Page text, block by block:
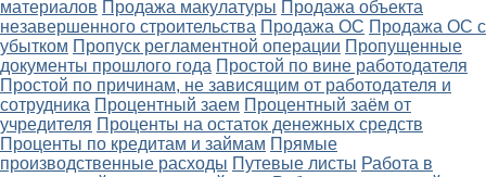
материалов Продажа макулатуры Продажа объекта
незавершенного строительства Продажа ОС Продажа ОС с
убытком Пропуск регламентной операции Пропущенные
документы прошлого года Простой по вине работодателя
Простой по причинам, не зависящим от работодателя и
сотрудника Процентный заем Процентный заём от
учредителя Проценты на остаток денежных средств
Проценты по кредитам и займам Прямые
производственные расходы Путевые листы Работа в